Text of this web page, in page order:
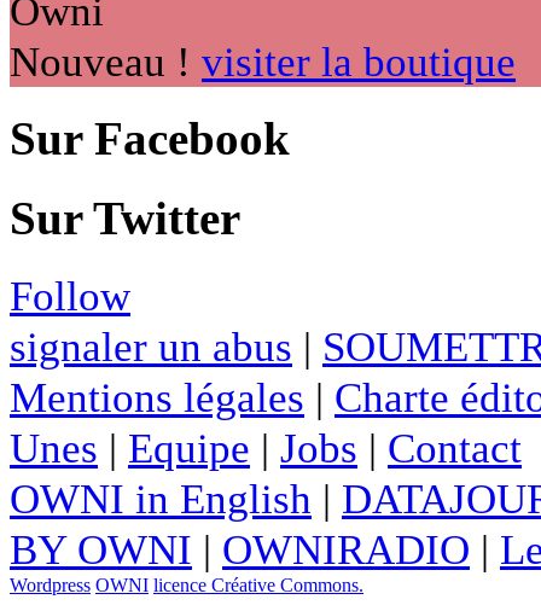
Nouveau ! visiter la boutique
Sur Facebook
Sur Twitter
Follow
signaler un abus |
Mentions légales | Charte
Unes | Equipe | Jobs | Contact
OWNI in English |
BY OWNI | OWNIRADIO |
Wordpress OWNI licence Créative Commons.